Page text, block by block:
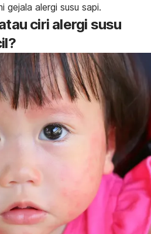
gejala alergi susu sapi.
ciri alergi susu
?